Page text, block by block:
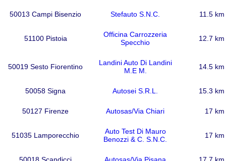
50013 Campi Bisenzio Stefauto S.N.C. 11.5 km
51100 Pistoia
Officina Carrozzeria
Specchio
12.7 km
50019 Sesto Fiorentino
Landini Auto Di Landini
M.E M.
14.5 km
50058 Signa Autosei S.R.L. 15.3 km
50127 Firenze Autosas/Via Chiari 17 km
51035 Lamporecchio
Auto Test Di Mauro
Benozzi & C. S.N.C.
17 km